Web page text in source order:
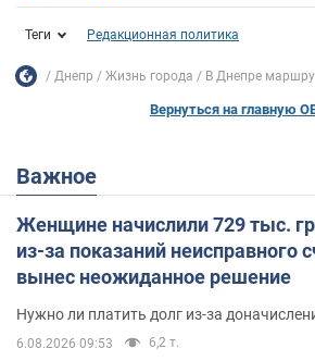
Теги Редакционная политика
Днепр Жизнь города В Днепре
Вернуться на главную
Важное
Женщине начислили 729 тыс.
из-за показаний неисправного
вынес неожиданное решение
Нужно ли платить долг из-за
6.08.2026 09:53 6,2 т.